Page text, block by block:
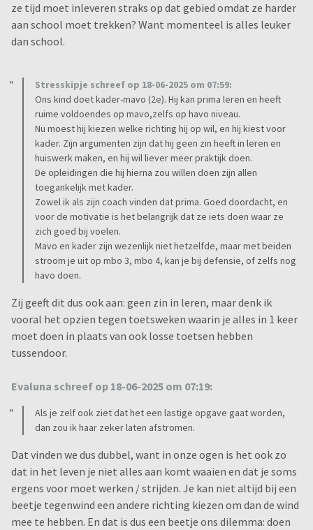
ze tijd moet inleveren straks op dat gebied omdat ze harder
aan school moet trekken? Want momenteel is alles leuker
dan school.
Stresskipje schreef op 18-06-2025 om 07:59:
Ons kind doet kader-mavo (2e). Hij kan prima leren en heeft
ruime voldoendes op mavo,zelfs op havo niveau.
Nu moest hij kiezen welke richting hij op wil, en hij kiest voor
kader. Zijn argumenten zijn dat hij geen zin heeft in leren en
huiswerk maken, en hij wil liever meer praktijk doen.
De opleidingen die hij hierna zou willen doen zijn allen
toegankelijk met kader.
Zowel ik als zijn coach vinden dat prima. Goed doordacht, en
voor de motivatie is het belangrijk dat ze iets doen waar ze
zich goed bij voelen.
Mavo en kader zijn wezenlijk niet hetzelfde, maar met beiden
stroom je uit op mbo 3, mbo 4, kan je bij defensie, of zelfs nog
havo doen.
Zij geeft dit dus ook aan: geen zin in leren, maar denk ik
vooral het opzien tegen toetsweken waarin je alles in 1 keer
moet doen in plaats van ook losse toetsen hebben
tussendoor.
Evaluna schreef op 18-06-2025 om 07:19:
Als je zelf ook ziet dat het een lastige opgave gaat worden,
dan zou ik haar zeker laten afstromen.
Dat vinden we dus dubbel, want in onze ogen is het ook zo
dat in het leven je niet alles aan komt waaien en dat je soms
ergens voor moet werken / strijden. Je kan niet altijd bij een
beetje tegenwind een andere richting kiezen om dan de wind
mee te hebben. En dat is dus een beetje ons dilemma: doen